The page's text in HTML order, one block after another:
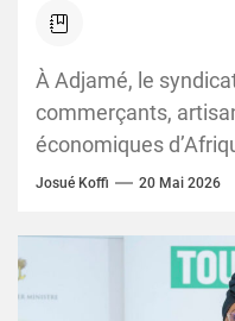
‎À Adjamé, le
commerçants,
économiques
poursuit sa mission
Josué Koffi 20 Mai 2026